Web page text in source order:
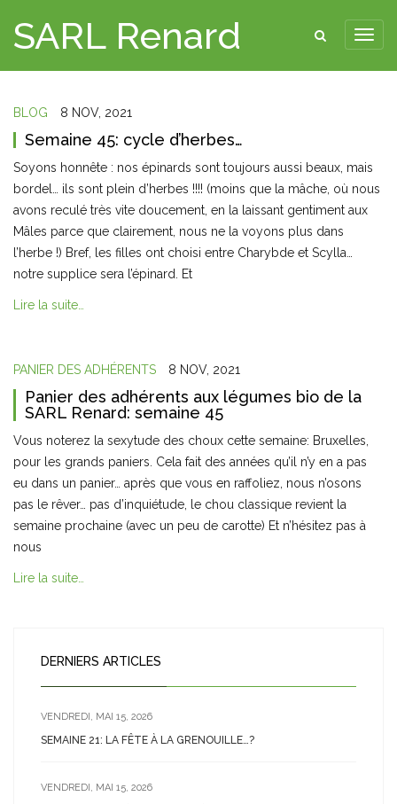
SARL Renard
BLOG 8 NOV, 2021
Semaine 45: cycle d’herbes…
Soyons honnête : nos épinards sont toujours aussi beaux, mais
bordel… ils sont plein d’herbes !!!! (moins que la mâche, où nous
avons reculé très vite doucement, en la laissant gentiment aux
Mâles parce que clairement, nous ne la voyons plus dans
l’herbe !) Bref, les filles ont choisi entre Charybde et Scylla…
notre supplice sera l’épinard. Et
Lire la suite…
PANIER DES ADHÉRENTS 8 NOV, 2021
Panier des adhérents aux légumes bio de la
SARL Renard: semaine 45
Vous noterez la sexytude des choux cette semaine: Bruxelles,
pour les grands paniers. Cela fait des années qu’il n’y en a pas
eu dans un panier… après que vous en raffoliez, nous n’osons
pas le rêver… pas d’inquiétude, le chou classique revient la
semaine prochaine (avec un peu de carotte) Et n’hésitez pas à
nous
Lire la suite…
DERNIERS ARTICLES
VENDREDI, MAI 15, 2026
SEMAINE 21: LA FÊTE À LA GRENOUILLE…?
VENDREDI, MAI 15, 2026